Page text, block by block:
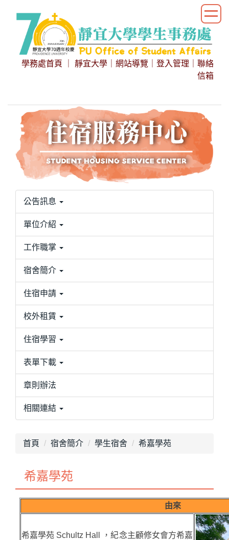
學務處首頁 靜宜大學 網站導覽 登入管理
聯絡
信箱
公告訊息
單位介紹
工作職掌
宿舍簡介
住宿申請
校外租賃
住宿學習
表單下載
章則辦法
相關連結
首頁 宿舍簡介 學生宿舍 希嘉學苑
希嘉學苑
由來
希嘉學苑 Schultz Hall ，紀念主顧修女會方希嘉